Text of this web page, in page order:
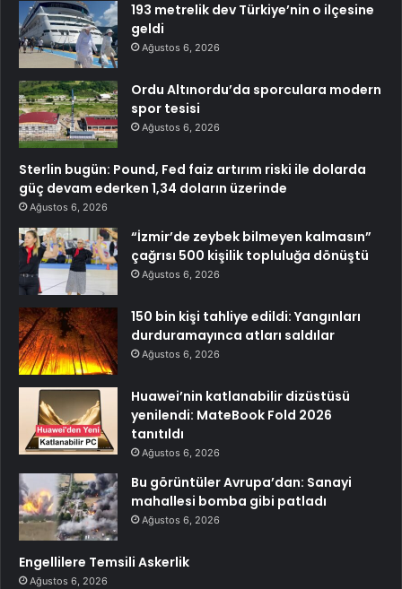
193 metrelik dev Türkiye’nin o ilçesine
geldi
Ağustos 6, 2026
Ordu Altınordu’da sporculara modern
spor tesisi
Ağustos 6, 2026
Sterlin bugün: Pound, Fed faiz artırım riski ile dolarda
güç devam ederken 1,34 doların üzerinde
Ağustos 6, 2026
“İzmir’de zeybek bilmeyen kalmasın”
çağrısı 500 kişilik topluluğa dönüştü
Ağustos 6, 2026
150 bin kişi tahliye edildi: Yangınları
durduramayınca atları saldılar
Ağustos 6, 2026
Huawei’nin katlanabilir dizüstüsü
yenilendi: MateBook Fold 2026
tanıtıldı
Ağustos 6, 2026
Bu görüntüler Avrupa’dan: Sanayi
mahallesi bomba gibi patladı
Ağustos 6, 2026
Engellilere Temsili Askerlik
Ağustos 6, 2026